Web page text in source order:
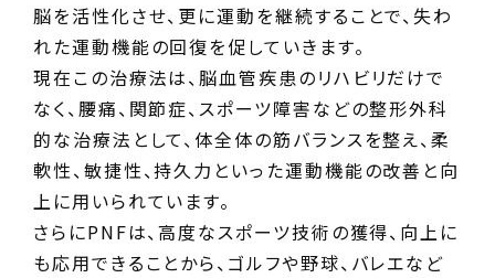
脳を活性化させ、更に運動を継続することで、失わ
れた運動機能の回復を促していきます。
現在この治療法は、脳血管疾患のリハビリだけで
なく、腰痛、関節症、スポーツ障害などの整形外科
的な治療法として、体全体の筋バランスを整え、柔
軟性、敏捷性、持久力といった運動機能の改善と向
上に用いられています。
さらにPNFは、高度なスポーツ技術の獲得、向上に
も応用できることから、ゴルフや野球、バレエなど